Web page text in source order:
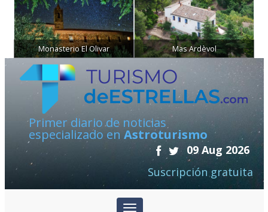
Monasterio El Olivar Mas Ardèvol
Primer diario de noticias
especializado en Astroturismo
09 Aug 2026
Suscripción gratuita